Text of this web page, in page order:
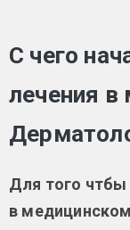
С чего
лечения в
Для того чтбы
в